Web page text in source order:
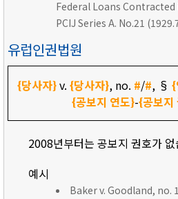
Federal Loans
PCIJ Series A. No.21
유럽인권법원
{당사자}v. {당사자}, no. #/#, § {
{공보지 연도}-{공보지
2008년부터는 공보지 권호가 없
예시
Baker v. Goodland, no.